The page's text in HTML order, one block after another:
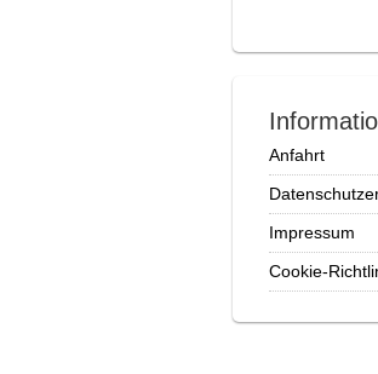
Anfahrt
Impressum
Cookie-